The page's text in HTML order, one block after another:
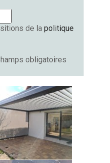
de la politique
obligatoires